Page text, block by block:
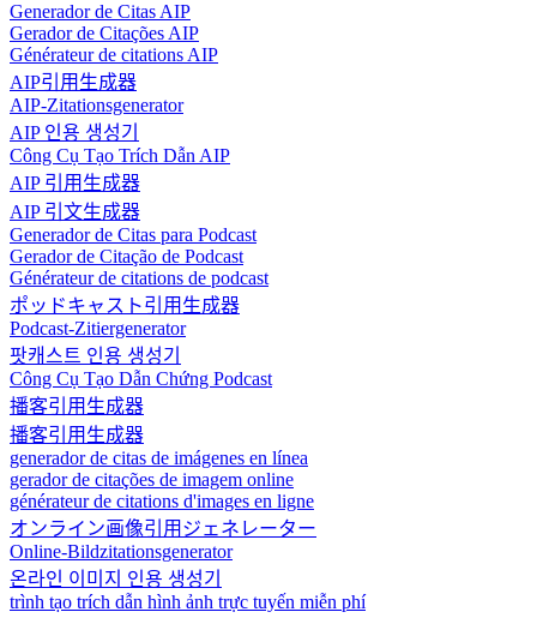
Generador de Citas AIP
Gerador de Citações AIP
Générateur de citations AIP
AIP引用生成器
AIP-Zitationsgenerator
AIP 인용 생성기
Công Cụ Tạo Trích Dẫn AIP
AIP 引用生成器
AIP 引文生成器
Generador de Citas para Podcast
Gerador de Citação de Podcast
Générateur de citations de podcast
ポッドキャスト引用生成器
Podcast-Zitiergenerator
팟캐스트 인용 생성기
Công Cụ Tạo Dẫn Chứng Podcast
播客引用生成器
播客引用生成器
generador de citas de imágenes en línea
gerador de citações de imagem online
générateur de citations d'images en ligne
オンライン画像引用ジェネレーター
Online-Bildzitationsgenerator
온라인 이미지 인용 생성기
trình tạo trích dẫn hình ảnh trực tuyến miễn phí